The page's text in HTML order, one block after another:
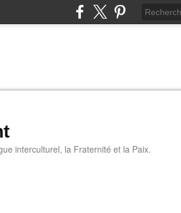
interculturel, la Fraternité et la Paix.